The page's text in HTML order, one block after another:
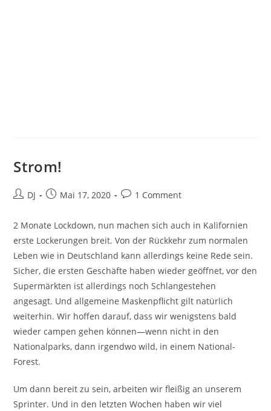
Strom!
Beitrags-
DJ
BeitragMai 17, 2020
Beitrags-
1 Comment
2 Monate Lockdown, nun machen sich auch in Kalifornien
erste Lockerungen breit. Von der Rückkehr zum normalen
Leben wie in Deutschland kann allerdings keine Rede sein.
Sicher, die ersten Geschäfte haben wieder geöffnet, vor den
Supermärkten ist allerdings noch Schlangestehen
angesagt. Und allgemeine Maskenpflicht gilt natürlich
weiterhin. Wir hoffen darauf, dass wir wenigstens bald
wieder campen gehen können—wenn nicht in den
Nationalparks, dann irgendwo wild, in einem National-
Forest.
Um dann bereit zu sein, arbeiten wir fleißig an unserem
Sprinter. Und in den letzten Wochen haben wir viel